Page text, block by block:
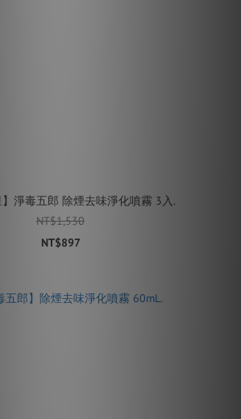
】淨毒五郎 除煙去味淨化噴霧 3入.
NT$1,530
NT$897